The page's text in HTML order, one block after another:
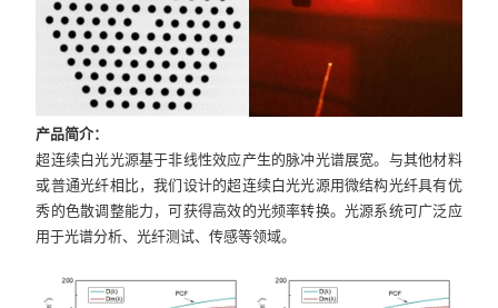
产品简介：
超连续白光光源基于非线性效应产生的脉冲光谱展宽。与其他材料
或普通光纤相比，我们设计的超连续白光光源用微结构光纤具有优
秀的色散调整能力，可获得高效的光频率转换。光源系统可广泛应
用于光谱分析、光纤测试、传感等领域。